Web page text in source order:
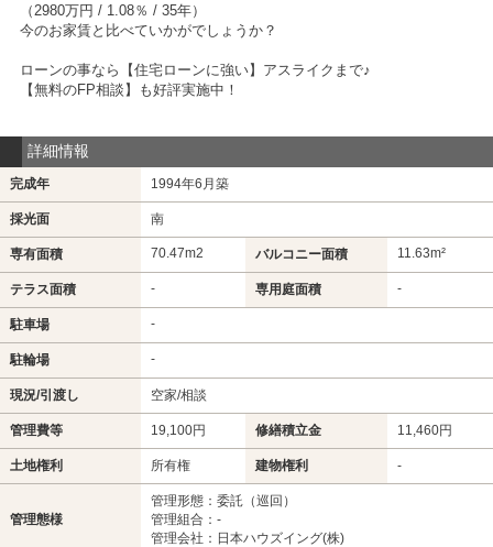
（2980万円 / 1.08％ / 35年）
今のお家賃と比べていかがでしょうか？
ローンの事なら【住宅ローンに強い】アスライクまで♪
【無料のFP相談】も好評実施中！
詳細情報
完成年 1994年6月築
採光面 南
専有面積 70.47m2 バルコニー面積 11.63m²
テラス面積 - 専用庭面積 -
駐車場 -
駐輪場 -
現況/引渡し 空家/相談
管理費等 19,100円 修繕積立金 11,460円
土地権利 所有権 建物権利 -
管理態様
管理形態：委託（巡回）
管理組合：-
管理会社：日本ハウズイング(株)